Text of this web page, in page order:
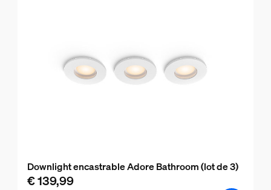
Downlight encastrable Adore Bathroom (lot de 3)
Le prix actuel est € 139,99
€ 139,99